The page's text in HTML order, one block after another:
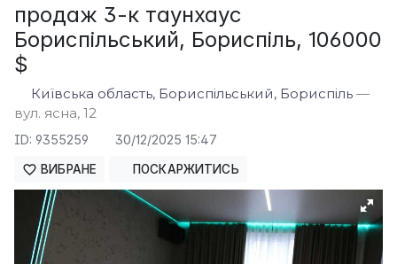
продаж 3-к таунхаус
Бориспільський, Бориспіль, 106000
$
Київська область, Бориспільський, Бориспіль —
вул. ясна, 12
ID: 9355259 30/12/2025 15:47
ВИБРАНЕ ПОСКАРЖИТИСЬ
×